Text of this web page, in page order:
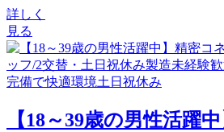
詳しく
見る
【18～39歳の男性活躍